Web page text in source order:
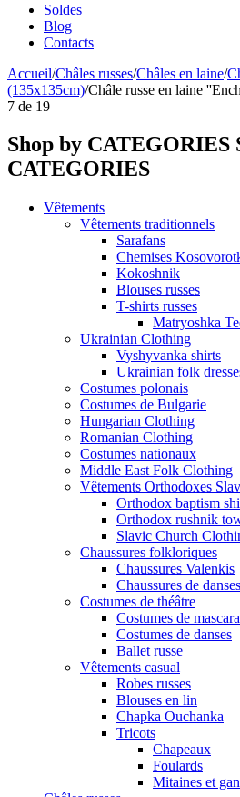
Soldes
Blog
Contacts
Accueil/Châles russes/Châles en laine/
(135x135cm)/Châle russe en laine
7 de 19
Shop by CATEGORIES
CATEGORIES
Vêtements
Vêtements traditionnels
Sarafans
Chemises
Kokoshnik
Blouses russes
T-shirts russes
Matryoshka
Ukrainian Clothing
Vyshyvanka shirts
Ukrainian folk
Costumes polonais
Costumes de Bulgarie
Hungarian Clothing
Romanian Clothing
Costumes nationaux
Middle East Folk Clothing
Vêtements Orthodoxes
Orthodox baptism
Orthodox rushnik
Slavic Church
Chaussures folkloriques
Chaussures Valenkis
Chaussures de
Costumes de théâtre
Costumes de
Costumes de danses
Ballet russe
Vêtements casual
Robes russes
Blouses en lin
Chapka Ouchanka
Tricots
Chapeaux
Foulards
Mitaines et